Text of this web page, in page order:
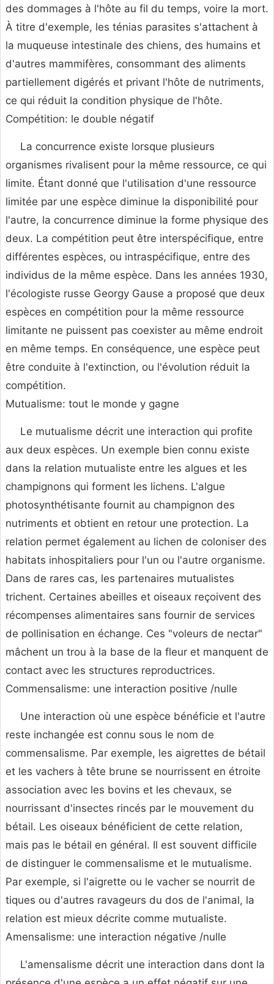
des dommages à l'hôte au fil du temps, voire la mort.
À titre d'exemple, les ténias parasites s'attachent à
la muqueuse intestinale des chiens, des humains et
d'autres mammifères, consommant des aliments
partiellement digérés et privant l'hôte de nutriments,
ce qui réduit la condition physique de l'hôte.
Compétition: le double négatif
La concurrence existe lorsque plusieurs
organismes rivalisent pour la même ressource, ce qui
limite. Étant donné que l'utilisation d'une ressource
limitée par une espèce diminue la disponibilité pour
l'autre, la concurrence diminue la forme physique des
deux. La compétition peut être interspécifique, entre
différentes espèces, ou intraspécifique, entre des
individus de la même espèce. Dans les années 1930,
l'écologiste russe Georgy Gause a proposé que deux
espèces en compétition pour la même ressource
limitante ne puissent pas coexister au même endroit
en même temps. En conséquence, une espèce peut
être conduite à l'extinction, ou l'évolution réduit la
compétition.
Mutualisme: tout le monde y gagne
Le mutualisme décrit une interaction qui profite
aux deux espèces. Un exemple bien connu existe
dans la relation mutualiste entre les algues et les
champignons qui forment les lichens. L'algue
photosynthétisante fournit au champignon des
nutriments et obtient en retour une protection. La
relation permet également au lichen de coloniser des
habitats inhospitaliers pour l'un ou l'autre organisme.
Dans de rares cas, les partenaires mutualistes
trichent. Certaines abeilles et oiseaux reçoivent des
récompenses alimentaires sans fournir de services
de pollinisation en échange. Ces "voleurs de nectar"
mâchent un trou à la base de la fleur et manquent de
contact avec les structures reproductrices.
Commensalisme: une interaction positive /nulle
Une interaction où une espèce bénéficie et l'autre
reste inchangée est connu sous le nom de
commensalisme. Par exemple, les aigrettes de bétail
et les vachers à tête brune se nourrissent en étroite
association avec les bovins et les chevaux, se
nourrissant d'insectes rincés par le mouvement du
bétail. Les oiseaux bénéficient de cette relation,
mais pas le bétail en général. Il est souvent difficile
de distinguer le commensalisme et le mutualisme.
Par exemple, si l'aigrette ou le vacher se nourrit de
tiques ou d'autres ravageurs du dos de l'animal, la
relation est mieux décrite comme mutualiste.
Amensalisme: une interaction négative /nulle
L'amensalisme décrit une interaction dans dont la